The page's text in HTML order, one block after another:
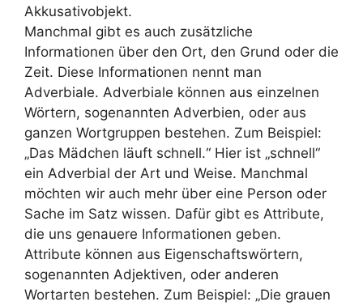
Akkusativobjekt.
Manchmal gibt es auch zusätzliche
Informationen über den Ort, den Grund oder die
Zeit. Diese Informationen nennt man
Adverbiale. Adverbiale können aus einzelnen
Wörtern, sogenannten Adverbien, oder aus
ganzen Wortgruppen bestehen. Zum Beispiel:
„Das Mädchen läuft schnell.“ Hier ist „schnell“
ein Adverbial der Art und Weise. Manchmal
möchten wir auch mehr über eine Person oder
Sache im Satz wissen. Dafür gibt es Attribute,
die uns genauere Informationen geben.
Attribute können aus Eigenschaftswörtern,
sogenannten Adjektiven, oder anderen
Wortarten bestehen. Zum Beispiel: „Die grauen